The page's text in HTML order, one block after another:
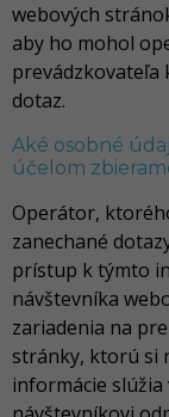
webových
aby ho mohol
prevádzkovateľa
dotaz.
Aké osobné
účelom
Operátor,
zanechané
prístup k týmto
návštevníka
zariadenia na
stránky, ktorú si
informácie